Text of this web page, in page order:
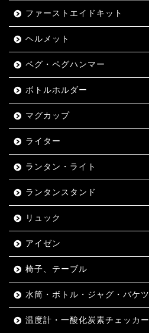
ファーストエイドキット
ヘルメット
ペグ・ペグハンマー
ボトルホルダー
マグカップ
ライター
ランタン・ライト
ランタンスタンド
リュック
アイゼン
椅子、テーブル
水筒・ボトル・ジャグ・バケツ
温度計・一酸化炭素チェッカー